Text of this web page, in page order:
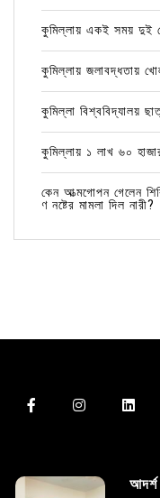
কুমিল্লায় একই সময় দুই
কুমিল্লায় জলাবদ্ধতায়
কুমিল্লা বিশ্ববিদ্যালয়
কুমিল্লায় ১ লাখ ৬০
কেন আত্মগোপন গেলেন
ণ নষ্টের মামলা দিল নারী?
আদর্শ